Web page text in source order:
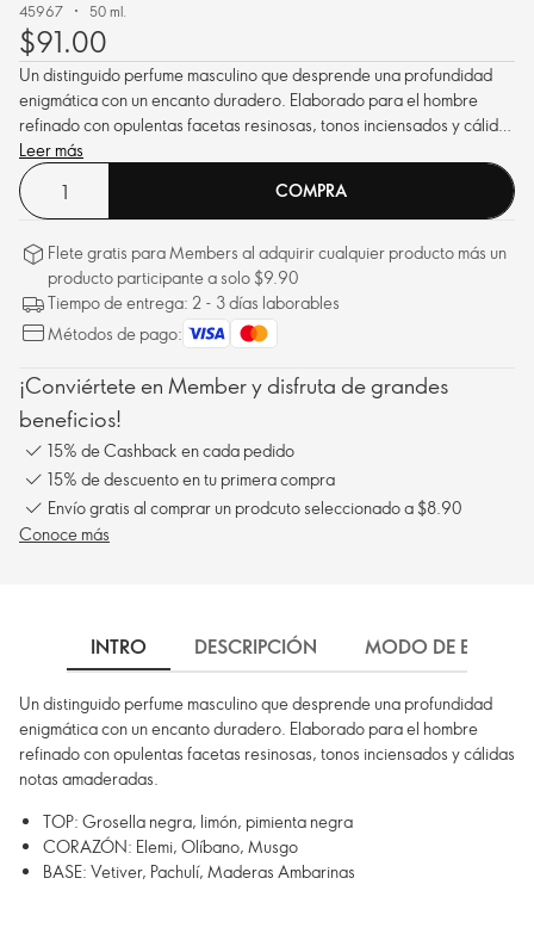
45967 50 ml.
$91.00
Un distinguido perfume masculino que desprende una profundidad
enigmática con un encanto duradero. Elaborado para el hombre
refinado con opulentas facetas resinosas, tonos inciensados y cálidas
notas amaderadas.
Leer más
COMPRA
Flete gratis para Members al adquirir cualquier producto más un
producto participante a solo $9.90
Tiempo de entrega: 2 - 3 días laborables
Métodos de pago:
¡Conviértete en Member y disfruta de grandes
beneficios!
15% de Cashback en cada pedido
15% de descuento en tu primera compra
Envío gratis al comprar un prodcuto seleccionado a $8.90
Conoce más
INTRO DESCRIPCIÓN MODO DE EMPLEO
Un distinguido perfume masculino que desprende una profundidad
enigmática con un encanto duradero. Elaborado para el hombre
refinado con opulentas facetas resinosas, tonos inciensados y cálidas
notas amaderadas.
TOP: Grosella negra, limón, pimienta negra
CORAZÓN: Elemi, Olíbano, Musgo
BASE: Vetiver, Pachulí, Maderas Ambarinas